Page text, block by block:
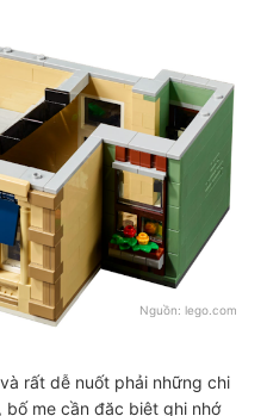
Nguồn: lego.com
rất dễ nuốt phải những chi
mẹ cần đặc biệt ghi nhớ